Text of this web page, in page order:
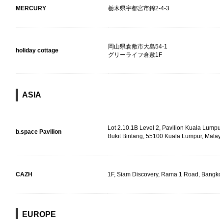
MERCURY 栃木県宇都宮市錦2-4-3
holiday cottage
岡山県倉敷市大島54-1
グリーライフ倉敷1F
ASIA
b.space Pavilion
Lot 2.10.1B Level 2, Pavilion Kuala
Bukit Bintang, 55100 Kuala Lumpur,
CAZH 1F, Siam Discovery, Rama 1 Road,
EUROPE